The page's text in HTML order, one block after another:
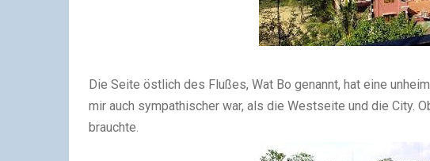
Die Seite östlich des Flußes, Wat Bo genannt, hat eine
mir auch sympathischer war, als die Westseite und die City.
brauchte.